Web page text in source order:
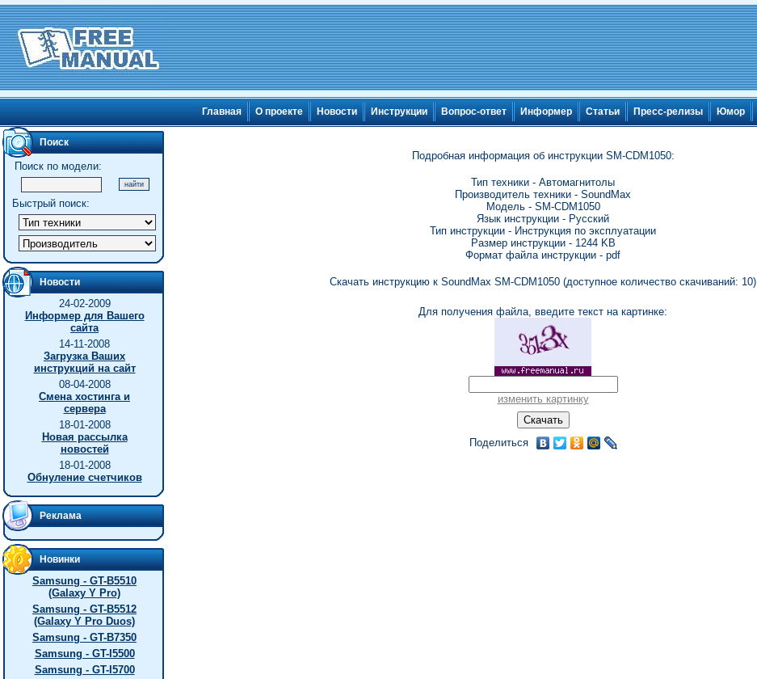
Главная О проекте Новости Инструкции Вопрос-ответ Информер Статьи Пресс-релизы Юмор
Поиск
Поиск по модели:
Быстрый поиск:
Новости
24-02-2009
Информер для Вашего
сайта
14-11-2008
Загрузка Ваших
инструкций на сайт
08-04-2008
Смена хостинга и
сервера
18-01-2008
Новая рассылка
новостей
18-01-2008
Обнуление счетчиков
Реклама
Новинки
Samsung - GT-B5510
(Galaxy Y Pro)
Samsung - GT-B5512
(Galaxy Y Pro Duos)
Samsung - GT-B7350
Samsung - GT-I5500
Samsung - GT-I5700
Подробная информация об инструкции SM-CDM1050:
Тип техники - Автомагнитолы
Производитель техники - SoundMax
Модель - SM-CDM1050
Язык инструкции - Русский
Тип инструкции - Инструкция по эксплуатации
Размер инструкции - 1244 KB
Формат файла инструкции - pdf
Скачать инструкцию к SoundMax SM-CDM1050 (доступное количество скачиваний: 10)
Для получения файла, введите текст на картинке:
изменить картинку
Поделиться